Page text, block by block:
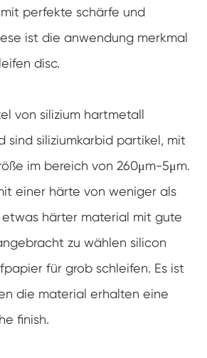
perfekte schärfe und
ist die anwendung merkmal
disc.
von silizium hartmetall
sind siliziumkarbid partikel, mit
im bereich von 260μm-5μm.
einer härte von weniger als
etwas härter material mit gute
zu wählen silicon
für grob schleifen. Es ist
die material erhalten eine
finish.